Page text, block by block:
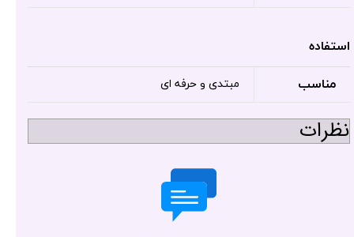
استفاده
مناسب مبتدی و حرفه ای
نظرات